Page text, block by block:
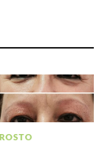
ROSTO